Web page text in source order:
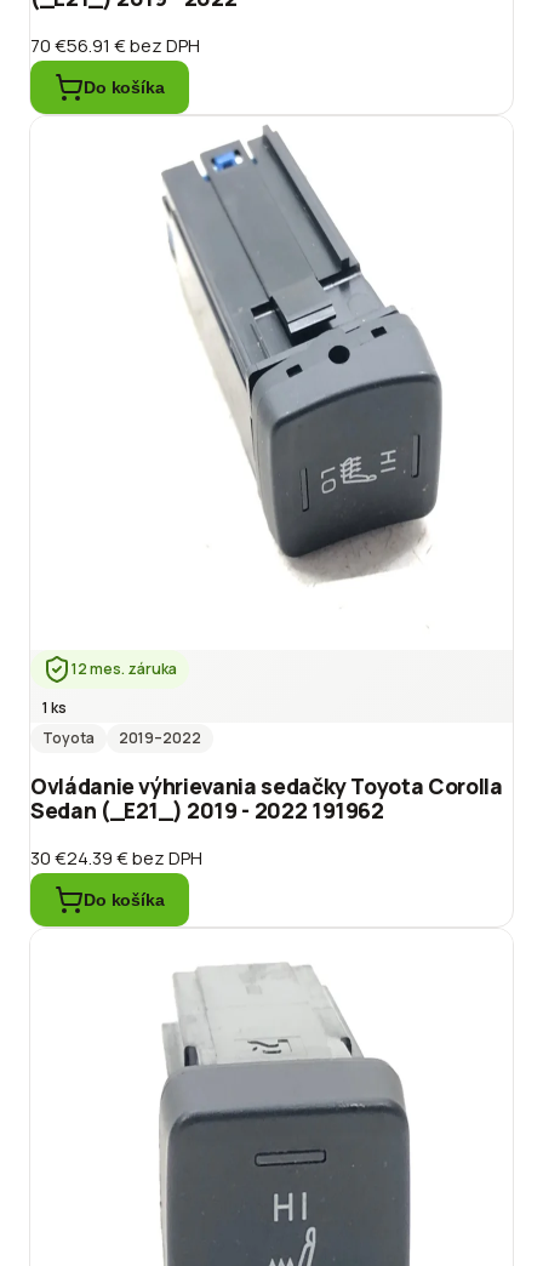
70 €56.91 €bez DPH
Do košíka
12 mes. záruka
1 ks
Toyota
2019–2022
Ovládanie výhrievania sedačky Toyota Corolla
Sedan (_E21_) 2019 - 2022 191962
30 €24.39 €bez DPH
Do košíka